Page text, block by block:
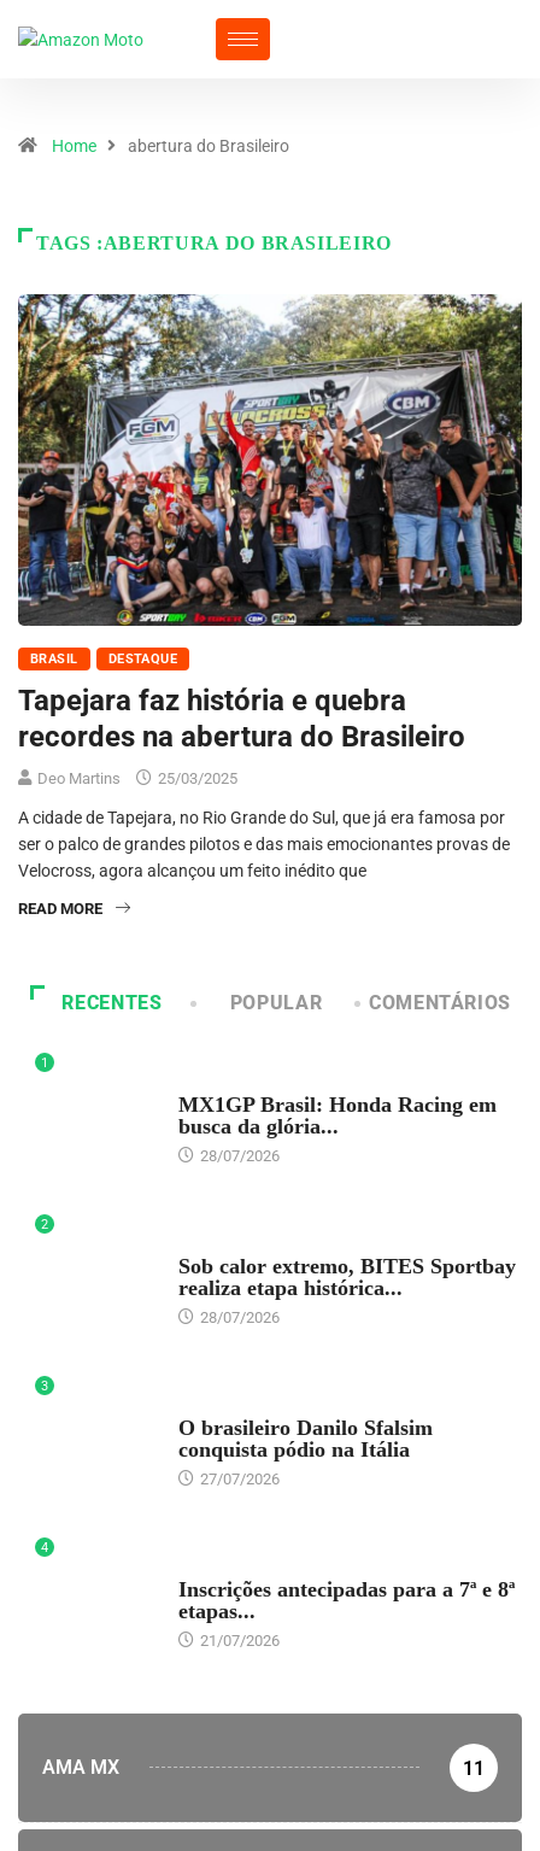
Home abertura do Brasileiro
TAGS :ABERTURA DO BRASILEIRO
BRASIL DESTAQUE
Tapejara faz história e quebra
recordes na abertura do Brasileiro
Deo Martins 25/03/2025
A cidade de Tapejara, no Rio Grande do Sul, que já era famosa por
ser o palco de grandes pilotos e das mais emocionantes provas de
Velocross, agora alcançou um feito inédito que
READ MORE
RECENTES POPULAR COMENTÁRIOS
1
MX1GP Brasil: Honda Racing em
busca da glória...
28/07/2026
2
Sob calor extremo, BITES Sportbay
realiza etapa histórica...
28/07/2026
3
O brasileiro Danilo Sfalsim
conquista pódio na Itália
27/07/2026
4
Inscrições antecipadas para a 7ª e 8ª
etapas...
21/07/2026
AMA MX 11